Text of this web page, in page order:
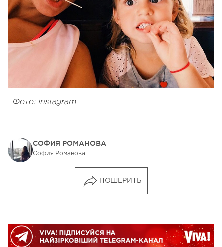
Фото: Instagram
СОФИЯ РОМАНОВА
София Романова
ПОШЕРИТЬ